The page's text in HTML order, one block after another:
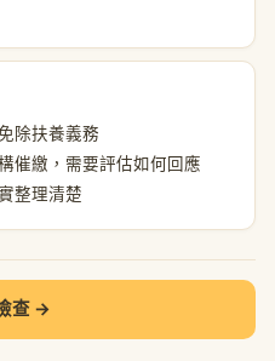
除扶養義務
催繳，需要評估如何回應
整理清楚
查 →